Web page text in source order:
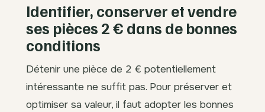
Identifier, conserver et vendre
ses pièces 2 € dans de bonnes
conditions
Détenir une pièce de 2 € potentiellement
intéressante ne suffit pas. Pour préserver et
optimiser sa valeur, il faut adopter les bonnes